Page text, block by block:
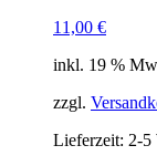
11,00 €
inkl. 19 %
zzgl.
Lieferzeit: 2-5